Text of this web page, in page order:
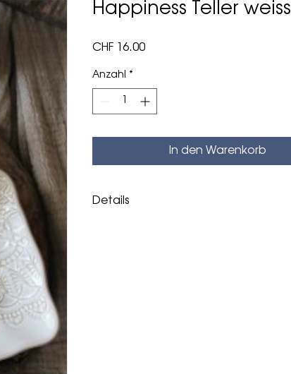
Happiness Teller weiss
CHF 16.00Preis
Anzahl *
In den Warenkorb
Details